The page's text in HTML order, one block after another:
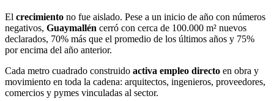
El crecimiento no fue aislado. Pese a un inicio de año con números
negativos, Guaymallén cerró con cerca de 100.000 m² nuevos
declarados, 70% más que el promedio de los últimos años y 75%
por encima del año anterior.
Cada metro cuadrado construido activa empleo directo en obra y
movimiento en toda la cadena: arquitectos, ingenieros, proveedores,
comercios y pymes vinculadas al sector.